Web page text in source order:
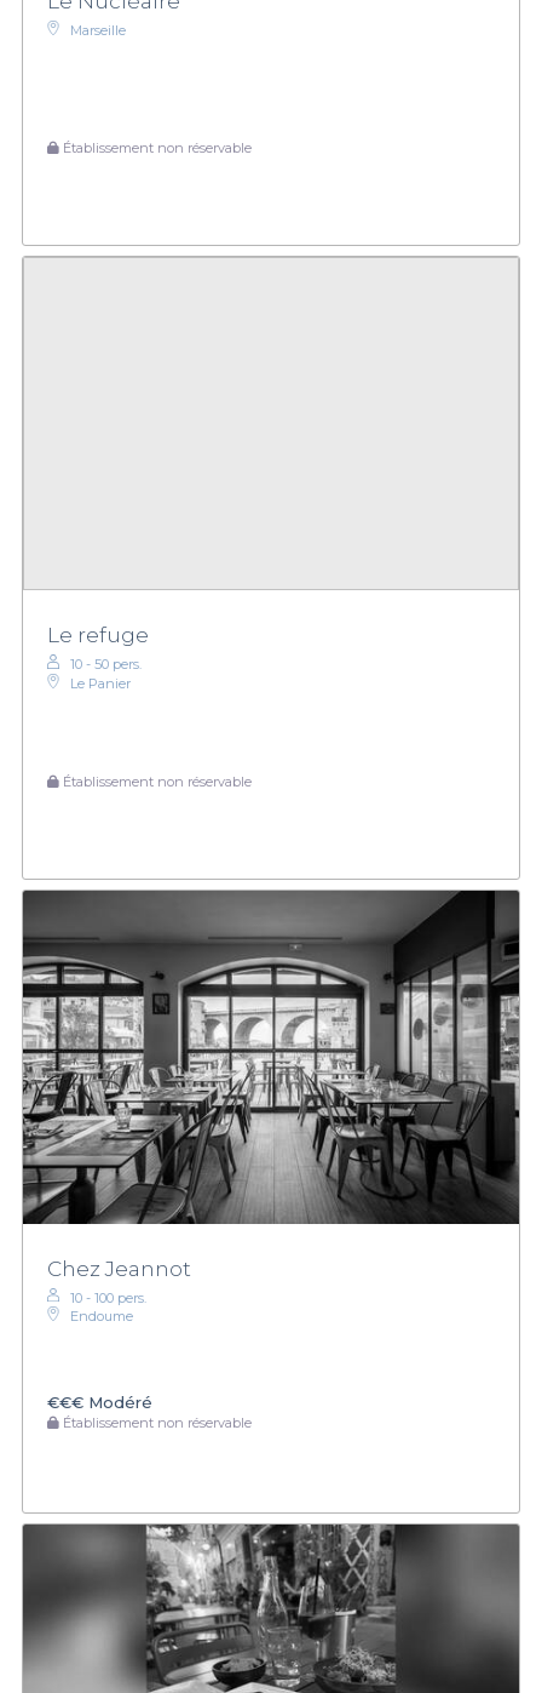
Marseille
Établissement non réservable
Le refuge
10 - 50 pers.
Le Panier
Établissement non réservable
Chez Jeannot
10 - 100 pers.
Endoume
€€€ Modéré
Établissement non réservable